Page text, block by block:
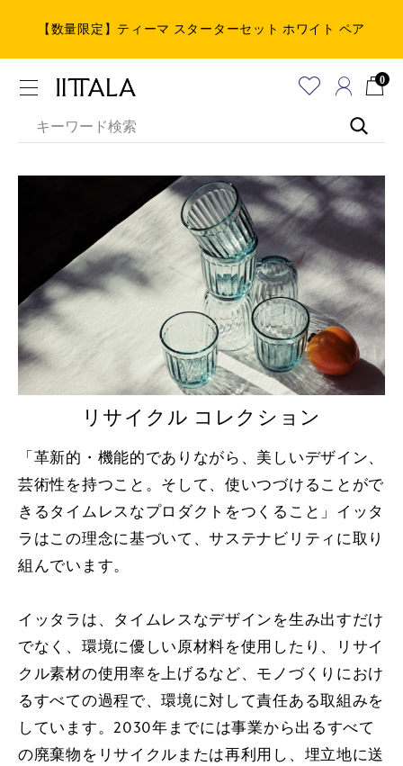
【数量限定】ティーマ スターターセット ホワイト ペア
0
リサイクル コレクション
「革新的・機能的でありながら、美しいデザイン、
芸術性を持つこと。そして、使いつづけることがで
きるタイムレスなプロダクトをつくること」イッタ
ラはこの理念に基づいて、サステナビリティに取り
組んでいます。
イッタラは、タイムレスなデザインを生み出すだけ
でなく、環境に優しい原材料を使用したり、リサイ
クル素材の使用率を上げるなど、モノづくりにおけ
るすべての過程で、環境に対して責任ある取組みを
しています。2030年までには事業から出るすべて
の廃棄物をリサイクルまたは再利用し、埋立地に送